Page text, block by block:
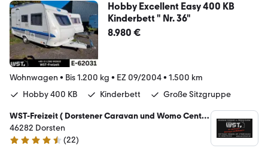
Hobby Excellent Easy 400 KB
Kinderbett " Nr. 36"
8.980 €
Wohnwagen • Bis 1.200 kg • EZ 09/2004• 1.500 km
Hobby 400 KB
Kinderbett Große Sitzgruppe
WST-Freizeit ( Dorstener Caravan und Womo Center
)
46282 Dorsten
4.7 Sterne
(22)